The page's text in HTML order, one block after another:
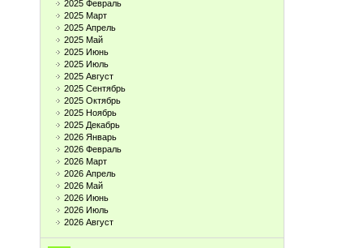
2025 Февраль
2025 Март
2025 Апрель
2025 Май
2025 Июнь
2025 Июль
2025 Август
2025 Сентябрь
2025 Октябрь
2025 Ноябрь
2025 Декабрь
2026 Январь
2026 Февраль
2026 Март
2026 Апрель
2026 Май
2026 Июнь
2026 Июль
2026 Август